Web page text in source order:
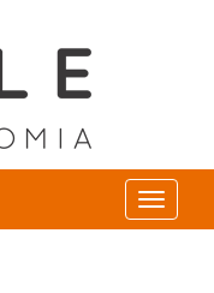
Toggle
navigation